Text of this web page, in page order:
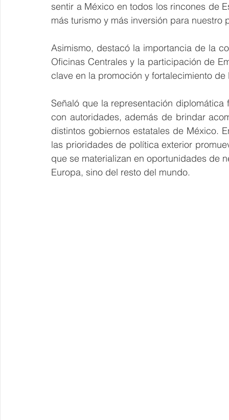
sentir a México en todos los rincones de
más turismo y más inversión para nuestro
Asimismo, destacó la importancia de la
Oficinas Centrales y la participación de
clave en la promoción y fortalecimiento
Señaló que la representación
con autoridades, además de brindar
distintos gobiernos estatales de México.
las prioridades de política exterior
que se materializan en oportunidades de
Europa, sino del resto del mundo.